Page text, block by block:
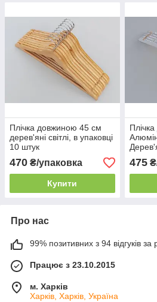
Плічка довжиною 45 см
дерев'яні світлі, в упаковці
10 штук
470 ₴/упаковка
Купити
під
штук
475
Про нас
99% позитивних з 94 відгуків за
Працює з 23.10.2015
м. Харків
Харків, Харків, Україна